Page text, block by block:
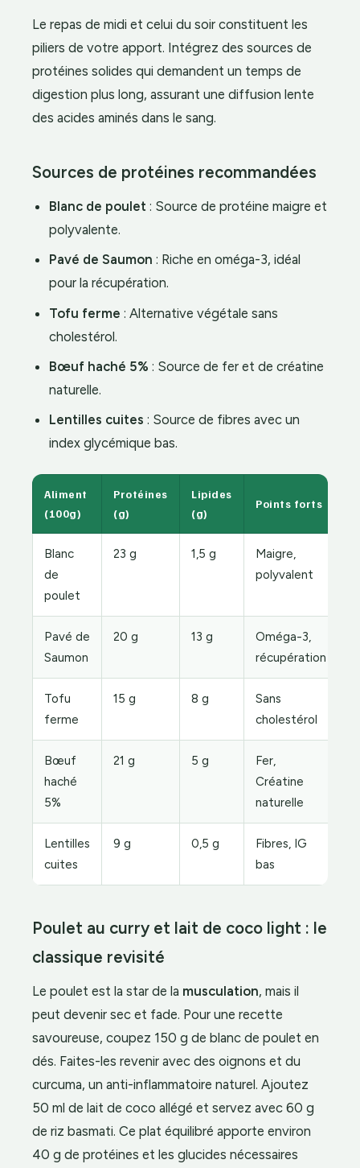
Le repas de midi et celui du soir constituent les
piliers de votre apport. Intégrez des sources de
protéines solides qui demandent un temps de
digestion plus long, assurant une diffusion lente
des acides aminés dans le sang.
Sources de protéines recommandées
Blanc de poulet: Source de protéine maigre et
polyvalente.
Pavé de Saumon : Riche en oméga-3, idéal
pour la récupération.
Tofu ferme : Alternative végétale sans
cholestérol.
Bœuf haché 5% : Source de fer et de créatine
naturelle.
Lentilles cuites : Source de fibres avec un
index glycémique bas.
Aliment
(100g)
Protéines
(g)
Lipides
(g)
Points forts
Blanc
de
poulet
23 g 1,5 g
Maigre,
polyvalent
Pavé de
Saumon
20 g 13 g
Oméga-3,
récupération
Tofu
ferme
15 g 8 g
Sans
cholestérol
Bœuf
haché
5%
21 g 5 g
Fer,
Créatine
naturelle
Lentilles
cuites
9 g 0,5 g
Fibres, IG
bas
Poulet au curry et lait de coco light : le
classique revisité
Le poulet est la star de la musculation, mais il
peut devenir sec et fade. Pour une recette
savoureuse, coupez 150 g de blanc de poulet en
dés. Faites-les revenir avec des oignons et du
curcuma, un anti-inflammatoire naturel. Ajoutez
50 ml de lait de coco allégé et servez avec 60 g
de riz basmati. Ce plat équilibré apporte environ
40 g de protéines et les glucides nécessaires